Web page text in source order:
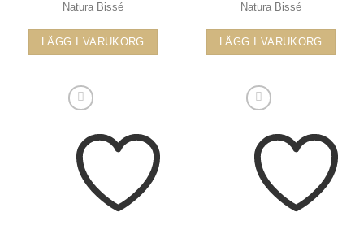
Natura Bissé
LÄGG I VARUKORG
Natura Bissé
LÄGG I VARUKORG